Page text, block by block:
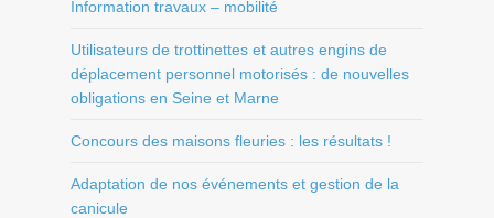
Information travaux – mobilité
Utilisateurs de trottinettes et autres engins de
déplacement personnel motorisés : de nouvelles
obligations en Seine et Marne
Concours des maisons fleuries : les résultats !
Adaptation de nos événements et gestion de la
canicule